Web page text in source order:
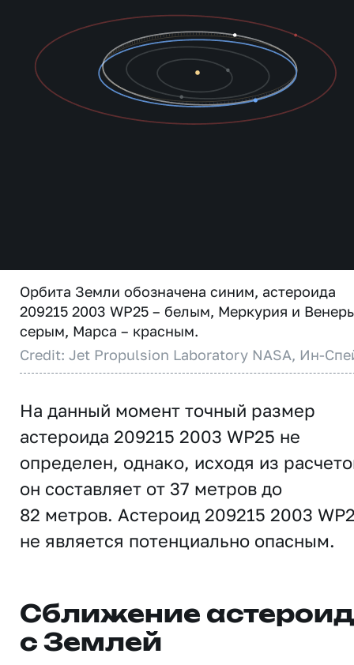
Орбита Земли обозначена синим, астероида
209215 2003 WP25 – белым, Меркурия и
серым, Марса – красным.
Credit: Jet Propulsion Laboratory NASA, Ин-
На данный момент точный размер
астероида 209215 2003 WP25 не
определен, однако, исходя из
он составляет от 37 метров до
82 метров. Астероид 209215 2003
не является потенциально опасным.
Сближение
с Землей